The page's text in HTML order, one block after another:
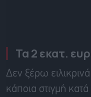
Τα 2 εκατ.
Δεν ξέρω
κάποια στιγμή κατά